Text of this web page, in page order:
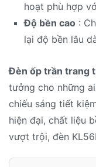
hoạt phù hợp
Độ bền cao:
lại độ bền lâu
Đèn ốp trần trang
tưởng cho những
chiếu sáng tiết
hiện đại, chất liệu
vượt trội, đèn